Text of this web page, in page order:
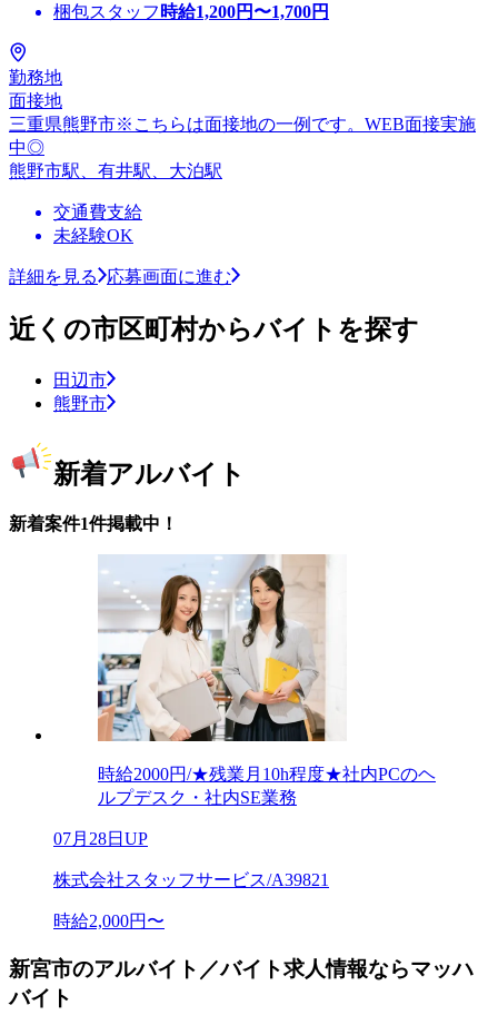
梱包スタッフ 時給1,200円〜1,700円
勤務地
面接地
三重県熊野市※こちらは面接地の一例です。WEB面接実施
中◎
熊野市駅、有井駅、大泊駅
交通費支給
未経験OK
詳細を見る 応募画面に進む
近くの市区町村からバイトを探す
田辺市
熊野市
新着アルバイト
新着案件1件掲載中！
時給2000円/★残業月10h程度★社内PCのヘ
ルプデスク・社内SE業務
07月28日UP
株式会社スタッフサービス/A39821
時給2,000円〜
新宮市のアルバイト／バイト求人情報ならマッハ
バイト